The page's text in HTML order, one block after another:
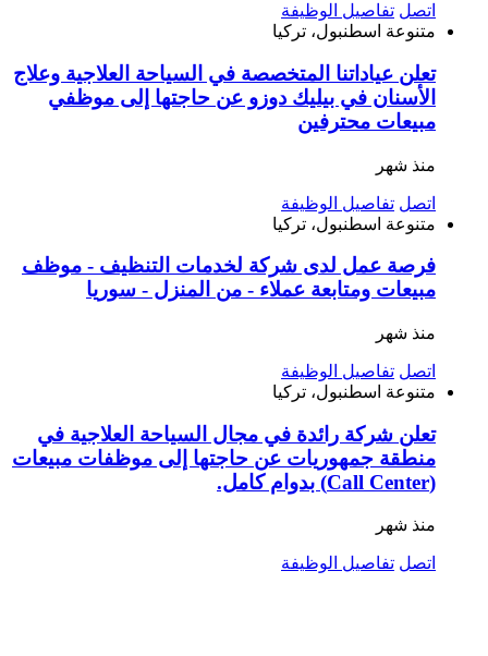
اتصل تفاصيل الوظيفة
متنوعة اسطنبول، تركيا
تعلن عياداتنا المتخصصة في السياحة العلاجية وعلاج
الأسنان في بيليك دوزو عن حاجتها إلى موظفي
مبيعات محترفين
منذ شهر
اتصل تفاصيل الوظيفة
متنوعة اسطنبول، تركيا
فرصة عمل لدى شركة لخدمات التنظيف - موظف
مبيعات ومتابعة عملاء - من المنزل - سوريا
منذ شهر
اتصل تفاصيل الوظيفة
متنوعة اسطنبول، تركيا
تعلن شركة رائدة في مجال السياحة العلاجية في
منطقة جمهوريات عن حاجتها إلى موظفات مبيعات
(Call Center) بدوام كامل.
منذ شهر
اتصل تفاصيل الوظيفة